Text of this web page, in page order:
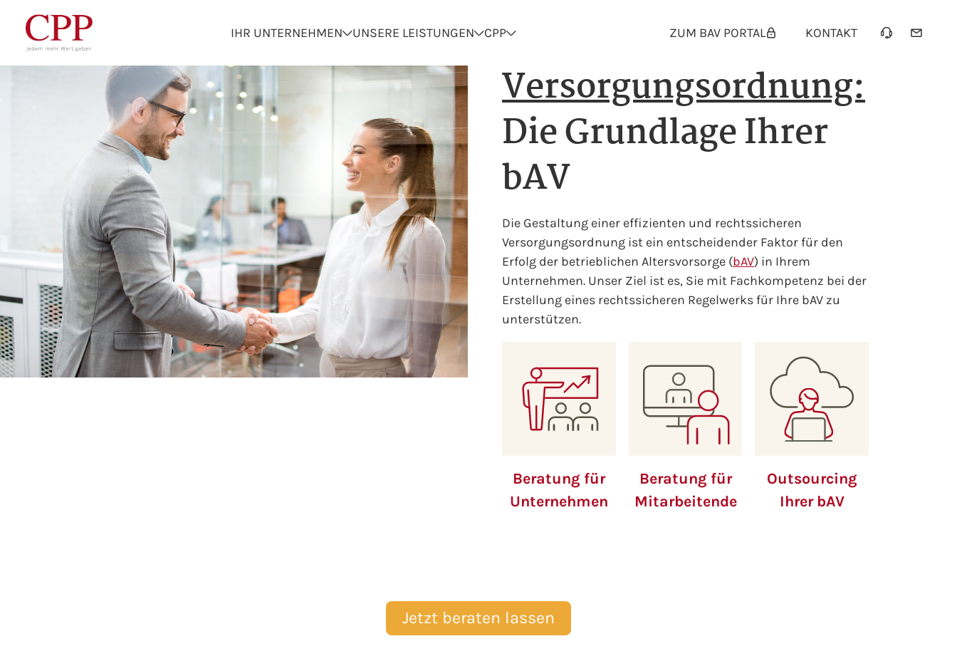
IHR UNTERNEHMEN UNSERE LEISTUNGEN CPP ZUM BAV PORTAL KONTAKT
Versorgungsordnung:
Die Grundlage Ihrer
bAV
Die Gestaltung einer effizienten und rechtssicheren
Versorgungsordnung ist ein entscheidender Faktor für den
Erfolg der betrieblichen Altersvorsorge (bAV) in Ihrem
Unternehmen. Unser Ziel ist es, Sie mit Fachkompetenz bei der
Erstellung eines rechtssicheren Regelwerks für Ihre bAV zu
unterstützen.
Beratung für
Unternehmen
Beratung für
Mitarbeitende
Outsourcing
Ihrer bAV
Jetzt beraten lassen